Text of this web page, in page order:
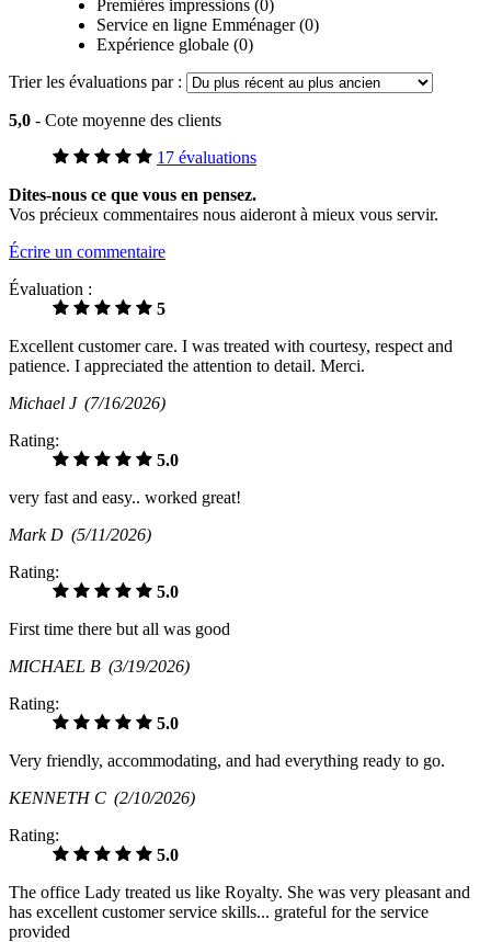
Premières impressions (0)
Service en ligne Emménager (0)
Expérience globale (0)
Trier les évaluations par :
5,0 - Cote moyenne des clients
17 évaluations
Dites-nous ce que vous en pensez.
Vos précieux commentaires nous aideront à mieux vous servir.
Écrire un commentaire
Évaluation :
5
Excellent customer care. I was treated with courtesy, respect and
patience. I appreciated the attention to detail. Merci.
Michael J (7/16/2026)
Rating:
5.0
very fast and easy.. worked great!
Mark D (5/11/2026)
Rating:
5.0
First time there but all was good
MICHAEL B (3/19/2026)
Rating:
5.0
Very friendly, accommodating, and had everything ready to go.
KENNETH C (2/10/2026)
Rating:
5.0
The office Lady treated us like Royalty. She was very pleasant and
has excellent customer service skills... grateful for the service
provided